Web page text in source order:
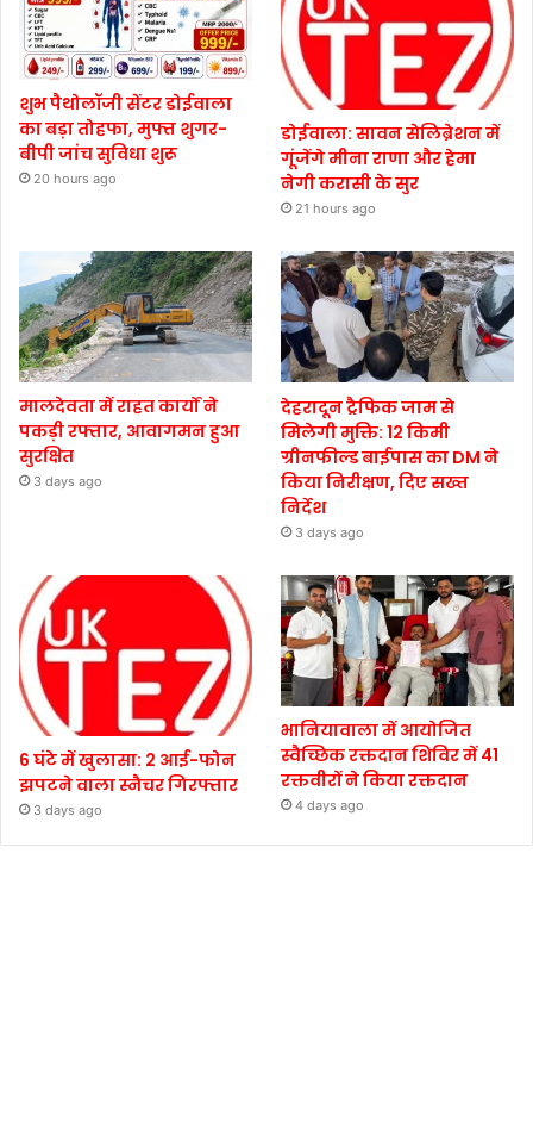
शुभ पैथोलॉजी सेंटर डोईवाला
का बड़ा तोहफा, मुफ्त शुगर-
बीपी जांच सुविधा शुरू
20 hours ago
डोईवाला: सावन सेलिब्रेशन में
गूंजेंगे मीना राणा और हेमा
नेगी करासी के सुर
21 hours ago
मालदेवता में राहत कार्यों ने
पकड़ी रफ्तार, आवागमन हुआ
सुरक्षित
3 days ago
देहरादून ट्रैफिक जाम से
मिलेगी मुक्ति: 12 किमी
ग्रीनफील्ड बाईपास का DM ने
किया निरीक्षण, दिए सख्त
निर्देश
3 days ago
6 घंटे में खुलासा: 2 आई-फोन
झपटने वाला स्नैचर गिरफ्तार
3 days ago
भानियावाला में आयोजित
स्वैच्छिक रक्तदान शिविर में 41
रक्तवीरों ने किया रक्तदान
4 days ago